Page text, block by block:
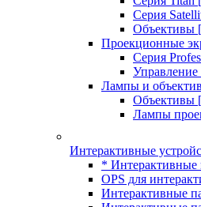
Серия
Объективы
Проекционные
Серия
Управление
Лампы и
Объективы
Лампы
Интерактивные
* Интерактивные
OPS для
Интерактивные